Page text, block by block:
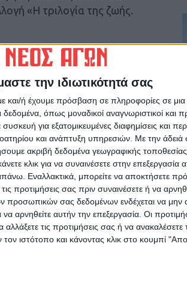
την ιδιωτικότητά σας
και/ή έχουμε πρόσβαση σε πληροφορίες σε
όπως μοναδικοί αναγνωριστικοί και
για εξατομικευμένες διαφημίσεις και
και ανάπτυξη υπηρεσιών. Με την άδειά
ακριβή δεδομένα γεωγραφικής
κλικ για να συναινέσετε στην επεξεργασία
Εναλλακτικά, μπορείτε να αποκτήσετε
προτιμήσεις σας πριν συναινέσετε ή να
προσωπικών σας δεδομένων ενδέχεται να μην
αρνηθείτε αυτήν την επεξεργασία. Οι
τις προτιμήσεις σας ή να
ιστότοπο και κάνοντας κλικ στο κουμπί
«Η τριλογία της ζωής.
Αττικής και κατάγεται από
ΕΚΠΑ.
στο Google News!
ευρύτερα της Θεσσαλίας
ΕΠΟΜΕΝΟ ΑΡΘΡΟ
για την ορθή χρήση του δικτύου
ακαθάρτων